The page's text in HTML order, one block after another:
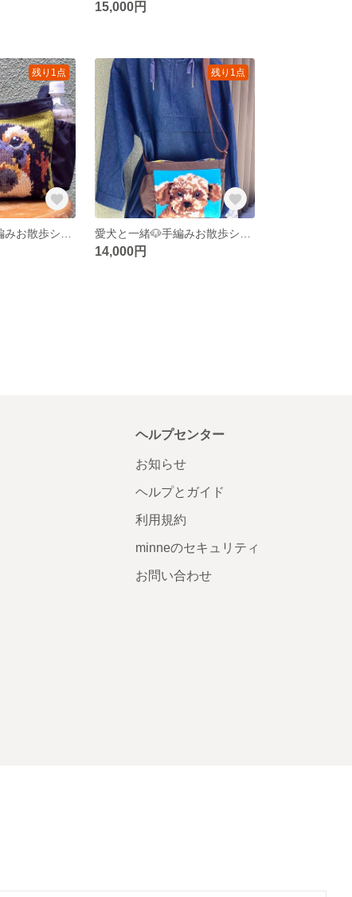
15,000円
残り1点 残り1点
14,000円
ヘルプセンター
お知らせ
ヘルプとガイド
利用規約
minneのセキュリティ
お問い合わせ